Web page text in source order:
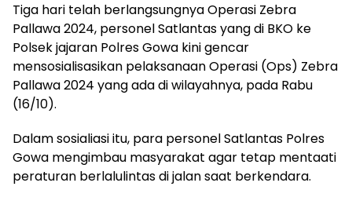
Tiga hari telah berlangsungnya Operasi Zebra
Pallawa 2024, personel Satlantas yang di BKO ke
Polsek jajaran Polres Gowa kini gencar
mensosialisasikan pelaksanaan Operasi (Ops) Zebra
Pallawa 2024 yang ada di wilayahnya, pada Rabu
(16/10).
Dalam sosialiasi itu, para personel Satlantas Polres
Gowa mengimbau masyarakat agar tetap mentaati
peraturan berlalulintas di jalan saat berkendara.